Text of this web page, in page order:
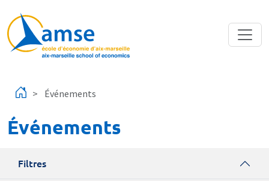
Événements
Événements
Filtres